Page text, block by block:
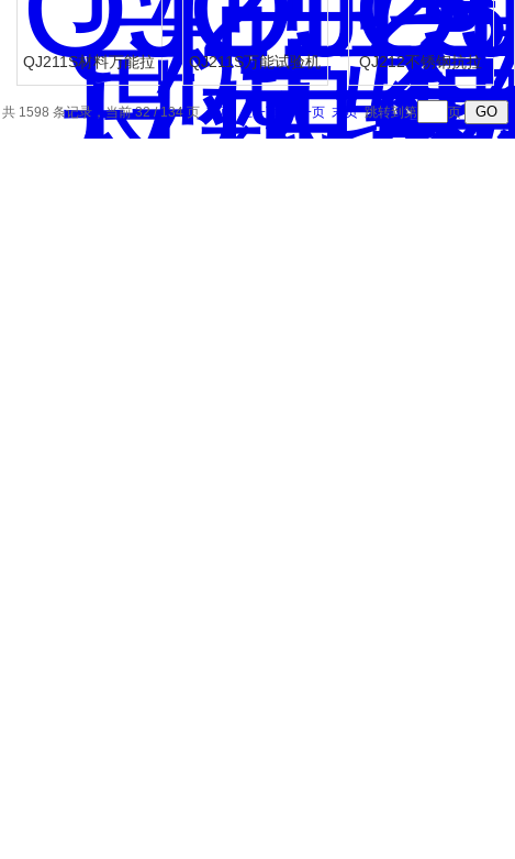
QJ211S材料万能拉
伸试验机
QJ211S万能试验机
QJ212不锈钢抗拉
强度试验机
共 1598 条记录，当前 32 / 134 页首页 上一页 下一页 末页跳转到第 页